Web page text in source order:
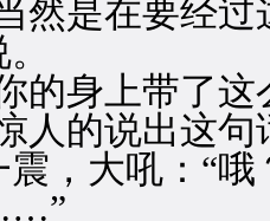
在要经过这
身上带了这
人的说出这句
大吼：“哦